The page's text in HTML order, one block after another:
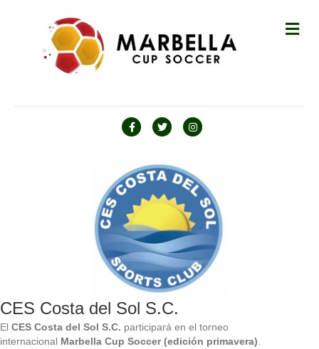
FacebookTwitterInstagram
CES Costa del Sol S.C.
El CES Costa del Sol S.C. participará en el torneo
internacional Marbella Cup Soccer (edición primavera).